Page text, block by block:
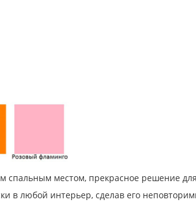
местом, прекрасное решение
в любой интерьер, сделав его